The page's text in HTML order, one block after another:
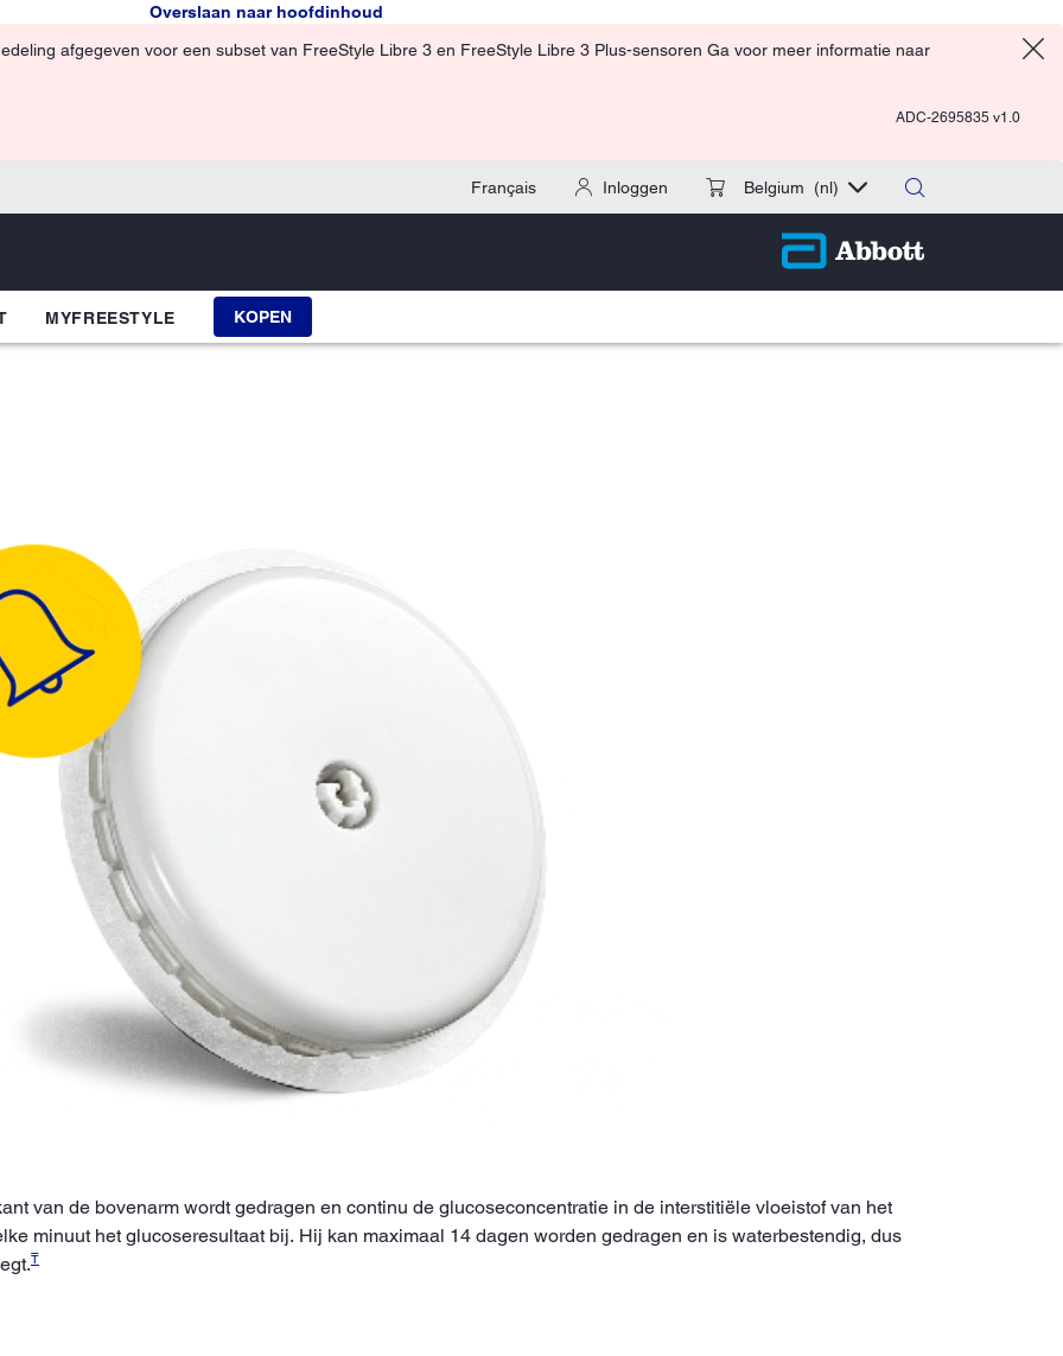
Overslaan naar hoofdinhoud
afgegeven voor een subset van FreeStyle Libre 3 en FreeStyle Libre 3 Plus-sensoren Ga voor meer informatie naar
ADC-2695835 v1.0
Français Inloggen Belgium (nl)
MYFREESTYLE KOPEN
van de bovenarm wordt gedragen en continu de glucoseconcentratie in de interstitiële vloeistof van het
minuut het glucoseresultaat bij. Hij kan maximaal 14 dagen worden gedragen en is waterbestendig, dus
₸